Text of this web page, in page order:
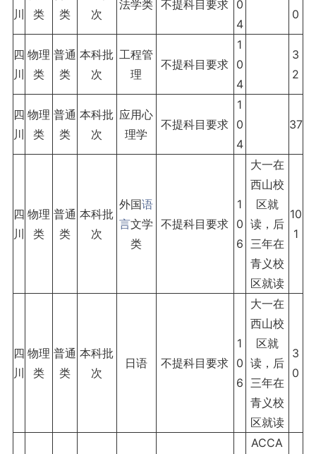
川
类
类
次
法学类 不提科目要求 0
4
0
四
川
物理
类
普通
类
本科批
次
工程管
理
不提科目要求
1
0
4
3
2
四
川
物理
类
普通
类
本科批
次
应用心
理学
不提科目要求
1
0
4
37
四
川
物理
类
普通
类
本科批
次
外国语
言文学
类
不提科目要求
1
0
6
大一在
西山校
区就
读，后
三年在
青义校
区就读
10
1
四
川
物理
类
普通
类
本科批
次
日语 不提科目要求
1
0
6
大一在
西山校
区就
读，后
三年在
青义校
区就读
3
0
ACCA